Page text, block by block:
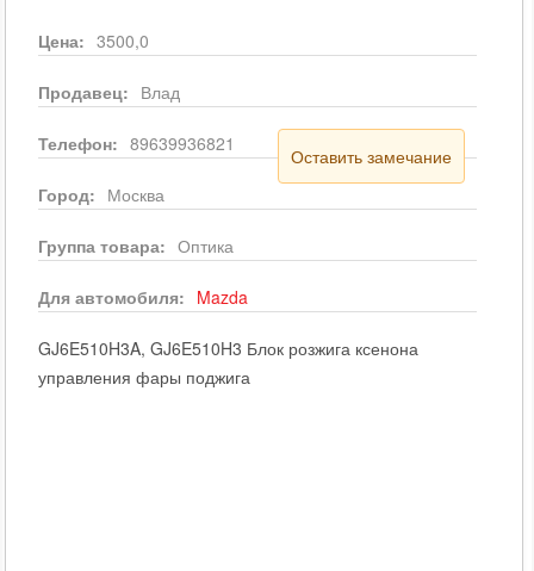
Цена: 3500,0
Продавец: Влад
Телефон: 89639936821
Оставить замечание
Город: Москва
Группа товара: Оптика
Для автомобиля: Mazda
GJ6E510H3A, GJ6E510H3 Блок розжига ксенона
управления фары поджига